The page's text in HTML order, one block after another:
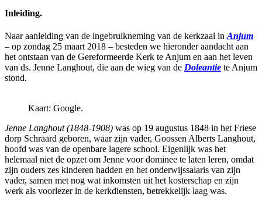
Inleiding.
Naar aanleiding van de ingebruikneming van de kerkzaal in Anjum
– op zondag 25 maart 2018 – besteden we hieronder aandacht aan
het ontstaan van de Gereformeerde Kerk te Anjum en aan het leven
van ds. Jenne Langhout, die aan de wieg van de Doleantie te Anjum
stond.
Kaart: Google.
Jenne Langhout (1848-1908) was op 19 augustus 1848 in het Friese
dorp Schraard geboren, waar zijn vader, Goossen Alberts Langhout,
hoofd was van de openbare lagere school. Eigenlijk was het
helemaal niet de opzet om Jenne voor dominee te laten leren, omdat
zijn ouders zes kinderen hadden en het onderwijssalaris van zijn
vader, samen met nog wat inkomsten uit het kosterschap en zijn
werk als voorlezer in de kerkdiensten, betrekkelijk laag was.